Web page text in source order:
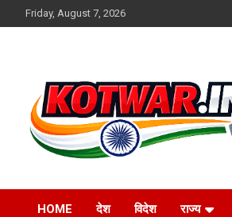
to
Friday, August 7, 2026
kotwar.in
HOME देश विदेश राज्य